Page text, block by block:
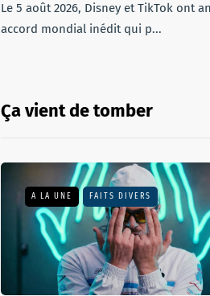
Le 5 août 2026, Disney et TikTok ont
accord mondial inédit qui p...
Ça vient de tomber
A LA UNE FAITS DIVERS